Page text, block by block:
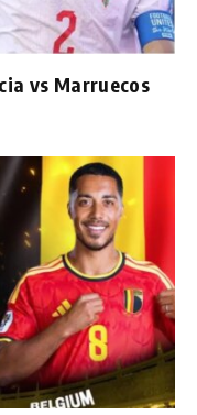
vs Marruecos